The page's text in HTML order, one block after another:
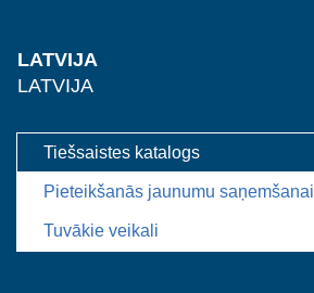
LATVIJA
LATVIJA
Tiešsaistes katalogs
Pieteikšanās jaunumu saņemšanai
Tuvākie veikali